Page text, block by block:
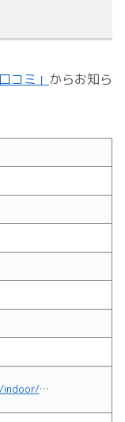
コミ」 からお知ら
http://osakashi.opas.jp/genre/indoor/tobu_miyakojimaku_higashinariku_ikunoku_jotoku_tsurumiku/tsurumisportscenter/index.html